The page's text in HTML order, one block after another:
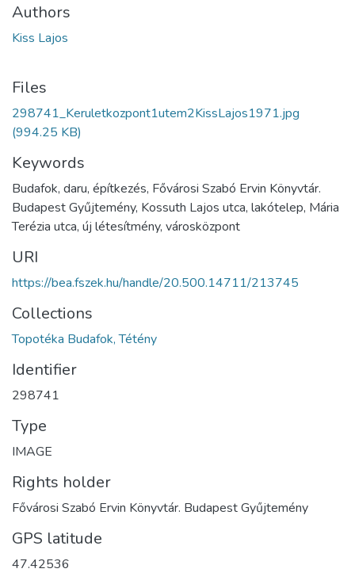
Authors
Kiss Lajos
Files
298741_Keruletkozpont1utem2KissLajos1971.jpg
(994.25 KB)
Keywords
Budafok, daru, építkezés, Fővárosi Szabó Ervin Könyvtár.
Budapest Gyűjtemény, Kossuth Lajos utca, lakótelep, Mária
Terézia utca, új létesítmény, városközpont
URI
https://bea.fszek.hu/handle/20.500.14711/213745
Collections
Topotéka Budafok, Tétény
Identifier
298741
Type
IMAGE
Rights holder
Fővárosi Szabó Ervin Könyvtár. Budapest Gyűjtemény
GPS latitude
47.42536